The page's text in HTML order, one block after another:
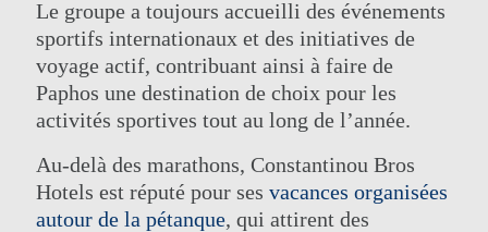
Le groupe a toujours accueilli des événements
sportifs internationaux et des initiatives de
voyage actif, contribuant ainsi à faire de
Paphos une destination de choix pour les
activités sportives tout au long de l’année.
Au-delà des marathons, Constantinou Bros
Hotels est réputé pour ses vacances organisées
autour de la pétanque, qui attirent des